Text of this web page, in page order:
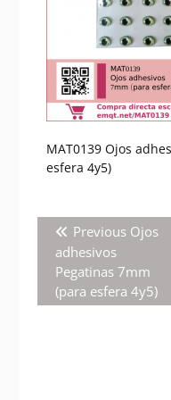
MAT0139 Ojos
esfera 4y5)
Navegación
entradas
Previous Ojos
adhesivos
Pegatinas 7mm
(para esfera 4y5)